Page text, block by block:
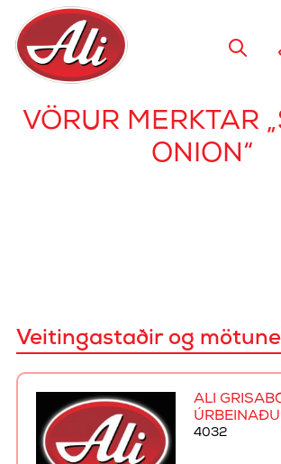
VÖRUR MERKTAR
ONION“
Veitingastaðir og
ALI
4032